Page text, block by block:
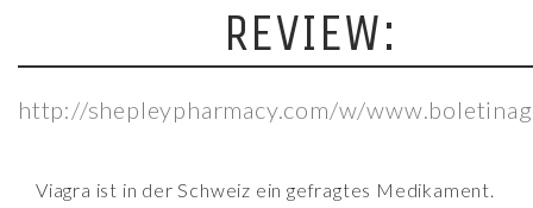
REVIEW:
http://shepleypharmacy.com/w/
Viagra ist in der Schweiz ein gefragtes Medikament.